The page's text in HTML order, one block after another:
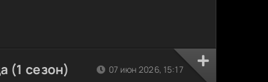
(1 сезон) 07 июн 2026, 15:17